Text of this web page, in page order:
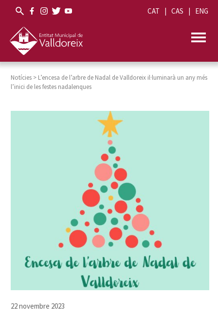
CAT CAS ENG
Notícies > L’encesa de l’arbre de Nadal de Valldoreix il·luminarà un any més
l’inici de les festes nadalenques